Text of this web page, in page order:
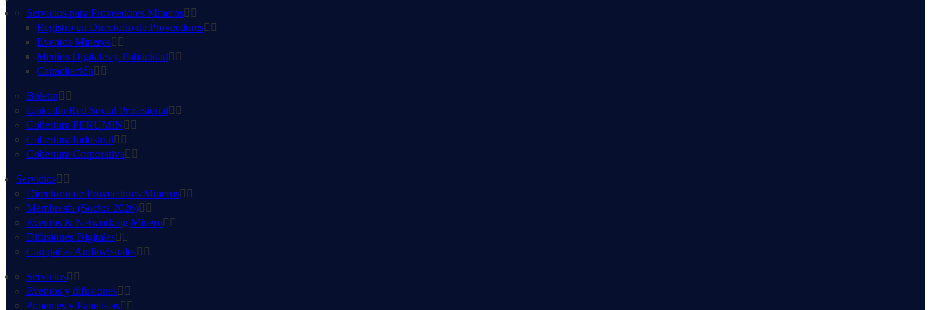
Servicios para Proveedores Mineros
Registro en Directorio de Proveedores
Eventos Mineros
Medios Digitales y Publicidad
Capacitación
Boletin
Linkedin Red Social Profesional
Cobertura PERUMIN
Cobertura Industrial
Cobertura Corporativa
Servicios
Directorio de Proveedores Mineros
Membresía (Socios 2026)
Eventos & Networking Minero
Difusiones Digitales
Campañas Audiovisuales
Servicios
Eventos y difusiones
Ponentes y Panelistas